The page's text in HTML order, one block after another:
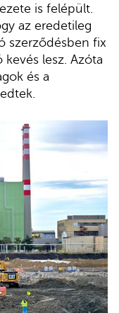
is felépült.
az eredetileg
szerződésben fix
lesz. Azóta
és a